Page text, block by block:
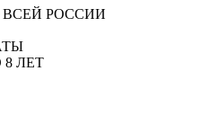
РОССИИ
ЛЕТ